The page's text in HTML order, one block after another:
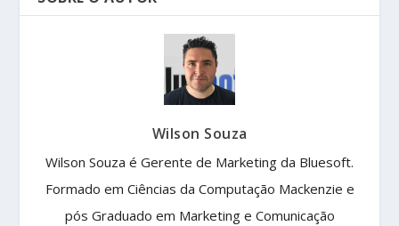
Wilson Souza
Wilson Souza é Gerente de Marketing da Bluesoft.
Formado em Ciências da Computação Mackenzie e
pós Graduado em Marketing e Comunicação